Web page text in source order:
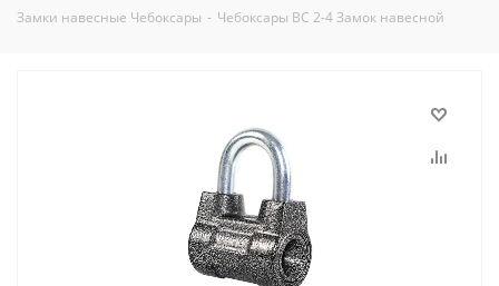
Замки навесные Чебоксары - Чебоксары ВС 2-4 Замок навесной